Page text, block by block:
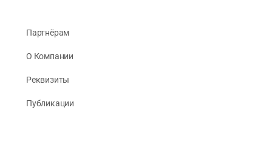
Партнёрам
О Компании
Реквизиты
Публикации